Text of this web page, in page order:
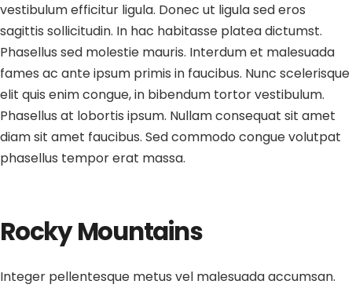
vestibulum efficitur ligula. Donec ut ligula sed eros
sagittis sollicitudin. In hac habitasse platea dictumst.
Phasellus sed molestie mauris. Interdum et malesuada
fames ac ante ipsum primis in faucibus. Nunc scelerisque
elit quis enim congue, in bibendum tortor vestibulum.
Phasellus at lobortis ipsum. Nullam consequat sit amet
diam sit amet faucibus. Sed commodo congue volutpat
phasellus tempor erat massa.
Rocky Mountains
Integer pellentesque metus vel malesuada accumsan.